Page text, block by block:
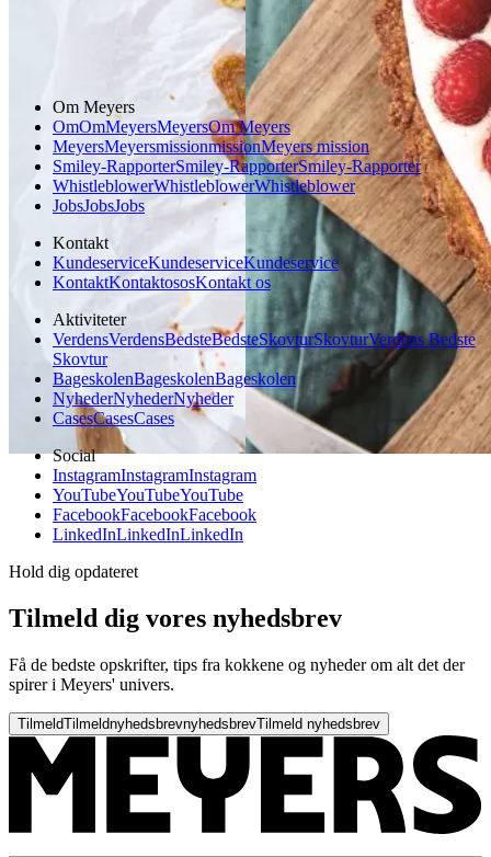
Glutenfri
Om Meyers
OmOmMeyersMeyersOm Meyers
MeyersMeyersmissionmissionMeyers mission
Smiley-RapporterSmiley-RapporterSmiley-Rapporter
WhistleblowerWhistleblowerWhistleblower
JobsJobsJobs
Kontakt
KundeserviceKundeserviceKundeservice
KontaktKontaktososKontakt os
Aktiviteter
VerdensVerdensBedsteBedsteSkovturSkovturVerdens Bedste
Skovtur
BageskolenBageskolenBageskolen
NyhederNyhederNyheder
CasesCasesCases
Social
InstagramInstagramInstagram
YouTubeYouTubeYouTube
FacebookFacebookFacebook
LinkedInLinkedInLinkedIn
Hold dig opdateret
Tilmeld dig vores nyhedsbrev
Få de bedste opskrifter, tips fra kokkene og nyheder om alt det der
spirer i Meyers' univers.
TilmeldTilmeldnyhedsbrevnyhedsbrevTilmeld nyhedsbrev